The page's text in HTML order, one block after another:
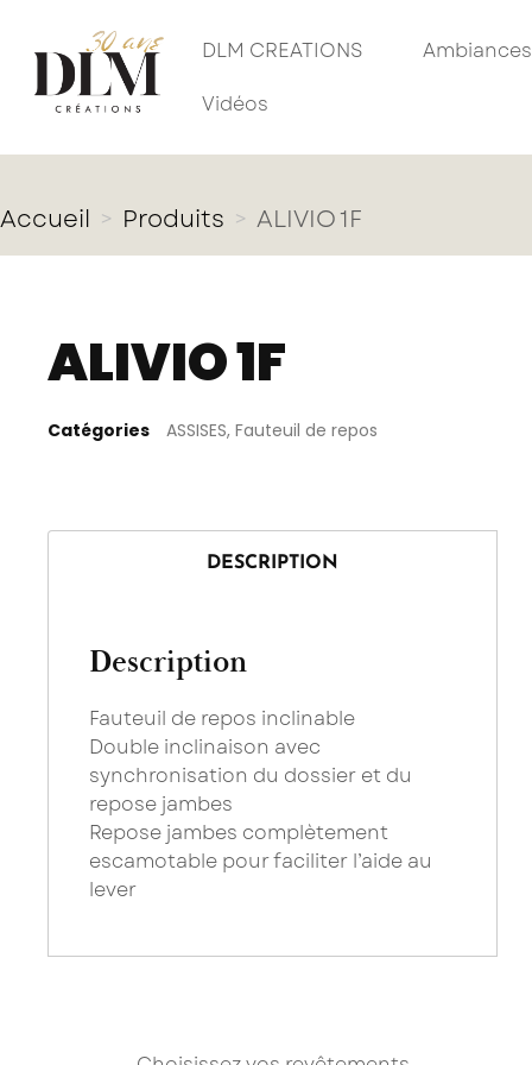
DLM CREATIONS
Vidéos
Accueil Produits ALIVIO 1F
ALIVIO 1F
Catégories ASSISES, Fauteuil de repos
DESCRIPTION
Description
Fauteuil de repos inclinable
Double inclinaison avec
synchronisation du dossier et du
repose jambes
Repose jambes complètement
escamotable pour faciliter l’aide au
lever